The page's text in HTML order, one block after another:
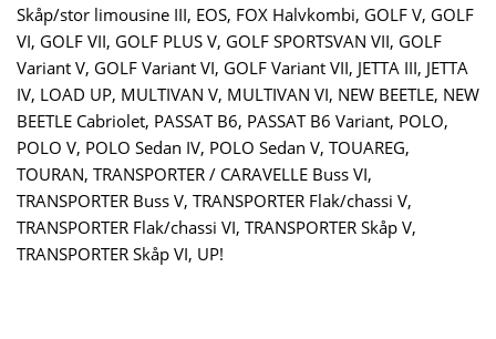
Skåp/stor limousine III, EOS, FOX Halvkombi, GOLF V, GOLF
VI, GOLF VII, GOLF PLUS V, GOLF SPORTSVAN VII, GOLF
Variant V, GOLF Variant VI, GOLF Variant VII, JETTA III, JETTA
IV, LOAD UP, MULTIVAN V, MULTIVAN VI, NEW BEETLE, NEW
BEETLE Cabriolet, PASSAT B6, PASSAT B6 Variant, POLO,
POLO V, POLO Sedan IV, POLO Sedan V, TOUAREG,
TOURAN, TRANSPORTER / CARAVELLE Buss VI,
TRANSPORTER Buss V, TRANSPORTER Flak/chassi V,
TRANSPORTER Flak/chassi VI, TRANSPORTER Skåp V,
TRANSPORTER Skåp VI, UP!